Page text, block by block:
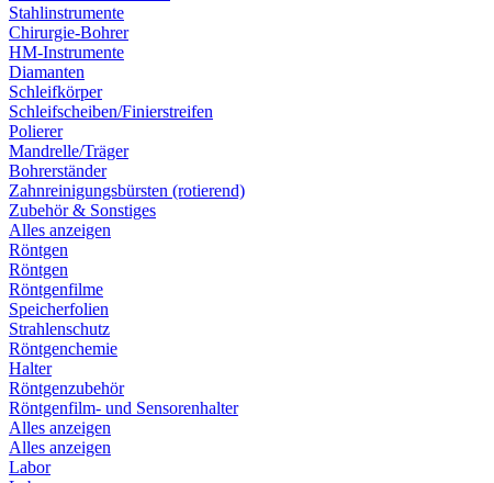
Stahlinstrumente
Chirurgie-Bohrer
HM-Instrumente
Diamanten
Schleifkörper
Schleifscheiben/Finierstreifen
Polierer
Mandrelle/Träger
Bohrerständer
Zahnreinigungsbürsten (rotierend)
Zubehör & Sonstiges
Alles anzeigen
Röntgen
Röntgen
Röntgenfilme
Speicherfolien
Strahlenschutz
Röntgenchemie
Halter
Röntgenzubehör
Röntgenfilm- und Sensorenhalter
Alles anzeigen
Alles anzeigen
Labor